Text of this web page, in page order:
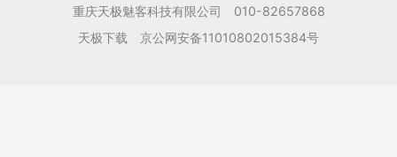
重庆天极魅客科技有限公司 010-82657868
天极下载 京公网安备11010802015384号